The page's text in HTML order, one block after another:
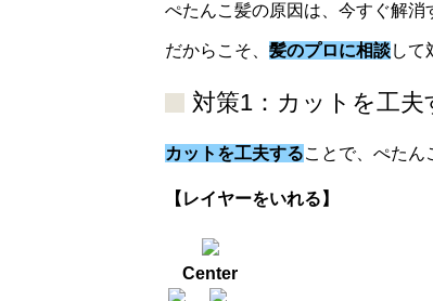
ぺたんこ髪の原因は、今すぐ解消
だからこそ、 髪のプロに相談して
対策1：カットを工夫
カットを工夫することで、ぺたん
【レイヤーをいれる】
Center